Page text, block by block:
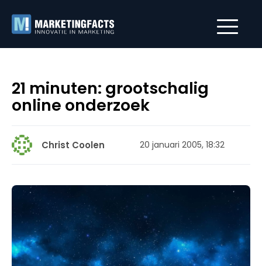
21 minuten: grootschalig
online onderzoek
Christ Coolen 20 januari 2005, 18:32